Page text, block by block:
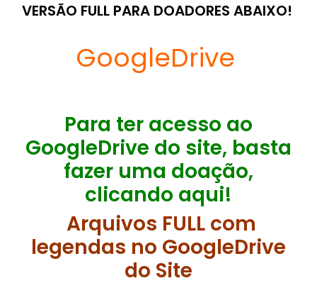
VERSÃO FULL PARA DOADORES ABAIXO!
GoogleDrive
Para ter acesso ao
GoogleDrive do site, basta
fazer uma doação,
clicando aqui!
Arquivos FULL com
legendas no GoogleDrive
do Site